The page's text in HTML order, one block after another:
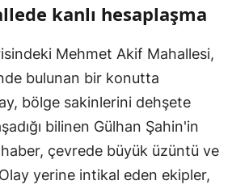
kanlı hesaplaşma
Mehmet Akif Mahallesi,
bulunan bir konutta
bölge sakinlerini dehşete
bilinen Gülhan Şahin'in
çevrede büyük üzüntü ve
yerine intikal eden ekipler,